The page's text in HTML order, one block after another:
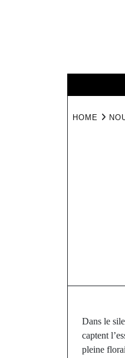
HOME
Dans le
captent
pleine